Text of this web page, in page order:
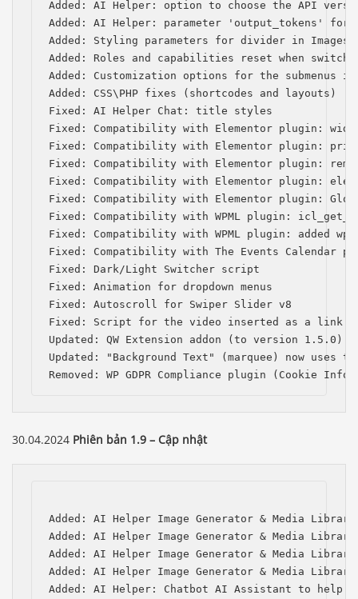
Added: AI Helper: option to choose the API
Added: AI Helper: parameter 'output_tokens' for
Added: Styling parameters for divider in Images
Added: Roles and capabilities reset when
Added: Customization options for the submenus
Added: CSS\PHP fixes (shortcodes and layouts)
Fixed: AI Helper Chat: title styles
Fixed: Compatibility with Elementor plugin:
Fixed: Compatibility with Elementor plugin:
Fixed: Compatibility with Elementor plugin:
Fixed: Compatibility with Elementor plugin:
Fixed: Compatibility with Elementor plugin:
Fixed: Compatibility with WPML plugin:
Fixed: Compatibility with WPML plugin: added
Fixed: Compatibility with The Events Calendar
Fixed: Dark/Light Switcher script
Fixed: Animation for dropdown menus
Fixed: Autoscroll for Swiper Slider v8
Fixed: Script for the video inserted as a link in
Updated: QW Extension addon (to version 1.5.0)
Updated: "Background Text" (marquee) now
Removed: WP GDPR Compliance plugin (Cookie
30.04.2024 Phiên bản 1.9 – Cập nhật
Added: AI Helper Image Generator & Media
Added: AI Helper Image Generator & Media
Added: AI Helper Image Generator & Media
Added: AI Helper Image Generator & Media
Added: AI Helper: Chatbot AI Assistant to